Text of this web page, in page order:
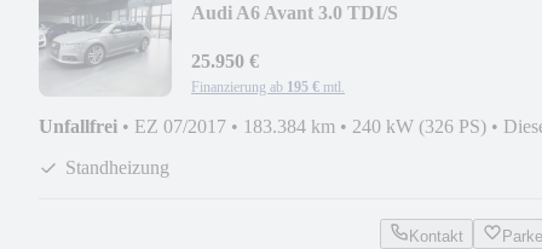
Audi A6 Avant 3.0 TDI/S
25.950 €
Finanzierung ab 195 € mtl.
Unfallfrei • EZ 07/2017 • 183.384 km • 240 kW (326 PS) •
Standheizung
Kontakt